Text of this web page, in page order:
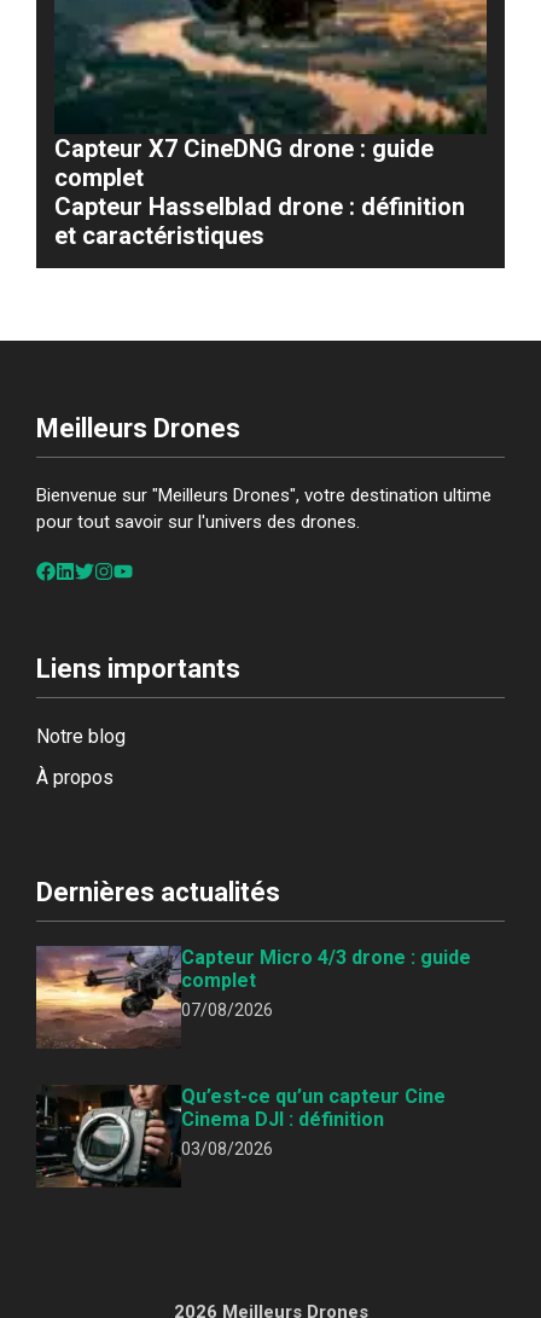
Capteur X7 CineDNG drone : guide
complet
Capteur Hasselblad drone : définition
et caractéristiques
Meilleurs Drones
Bienvenue sur "Meilleurs Drones", votre destination ultime
pour tout savoir sur l'univers des drones.
Liens importants
Notre blog
À propos
Dernières actualités
Capteur Micro 4/3 drone : guide
complet
07/08/2026
Qu’est-ce qu’un capteur Cine
Cinema DJI : définition
03/08/2026
2026 Meilleurs Drones